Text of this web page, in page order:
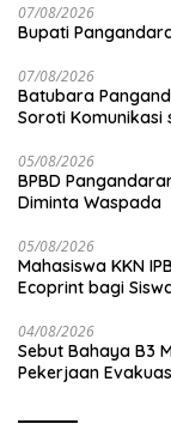
07/08/2026
Bupati
07/08/2026
Batubara
Soroti Komunikasi
05/08/2026
BPBD
Diminta Waspada
05/08/2026
Mahasiswa KKN
Ecoprint bagi
04/08/2026
Sebut Bahaya B3
Pekerjaan